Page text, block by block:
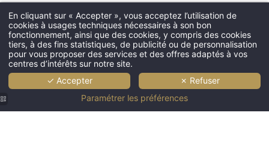
En cliquant sur « Accepter », vous acceptez l’utilisation de
cookies à usages techniques nécessaires à son bon
fonctionnement, ainsi que des cookies, y compris des cookies
tiers, à des fins statistiques, de publicité ou de personnalisation
pour vous proposer des services et des offres adaptés à vos
centres d’intérêts sur notre site.
✓ Accepter
✗ Refuser
Paramétrer les préférences